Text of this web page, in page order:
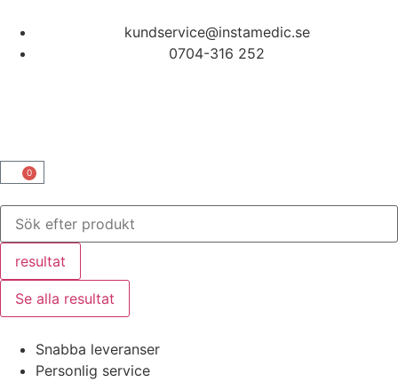
kundservice@instamedic.se
0704-316 252
0
resultat
Se alla resultat
Snabba leveranser
Personlig service